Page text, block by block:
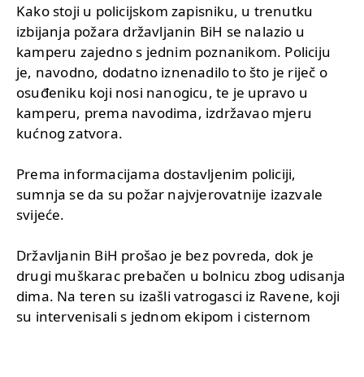
Kako stoji u policijskom zapisniku, u trenutku
izbijanja požara državljanin BiH se nalazio u
kamperu zajedno s jednim poznanikom. Policiju
je, navodno, dodatno iznenadilo to što je riječ o
osuđeniku koji nosi nanogicu, te je upravo u
kamperu, prema navodima, izdržavao mjeru
kućnog zatvora.
Prema informacijama dostavljenim policiji,
sumnja se da su požar najvjerovatnije izazvale
svijeće.
Državljanin BiH prošao je bez povreda, dok je
drugi muškarac prebačen u bolnicu zbog udisanja
dima. Na teren su izašli vatrogasci iz Ravene, koji
su intervenisali s jednom ekipom i cisternom